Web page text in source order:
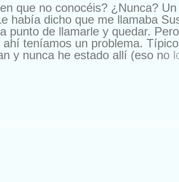
que no conocéis? ¿Nunca?
había dicho que me llamaba
punto de llamarle y quedar. Pero
teníamos un problema.
y nunca he estado allí (eso no
de compañía. Con lo que me
Buena gente, amigos de sus